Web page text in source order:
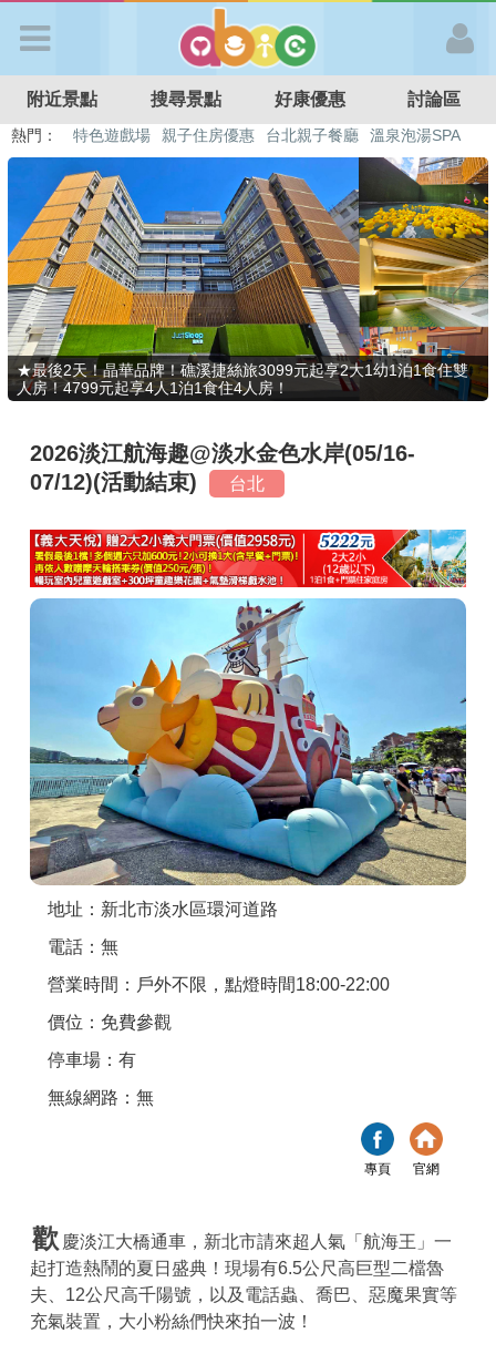
APP登入
首 頁
搜尋景點
好康優惠
最新消息
最新留言
商家合作
聯絡我們
APP下載
附近景點 搜尋景點 好康優惠 討論區
熱門： 特色遊戲場 親子住房優惠 台北親子餐廳
溫泉泡湯SPA
溜滑梯民宿
觀光工廠 DIY摘果 日本親子景點
★最後2天！晶華品牌！礁溪捷絲旅3099元起享2大1幼1泊1食住雙
人房！4799元起享4人1泊1食住4人房！
2026淡江航海趣@淡水金色水岸(05/16-
07/12)(活動結束)
台北
地址：新北市淡水區環河道路
電話：無
營業時間：戶外不限，點燈時間18:00-22:00
價位：免費參觀
停車場：有
無線網路：無
專頁 官網
歡 慶淡江大橋通車，新北市請來超人氣「航海王」一
起打造熱鬧的夏日盛典！現場有6.5公尺高巨型二檔魯
夫、12公尺高千陽號，以及電話蟲、喬巴、惡魔果實等
充氣裝置，大小粉絲們快來拍一波！